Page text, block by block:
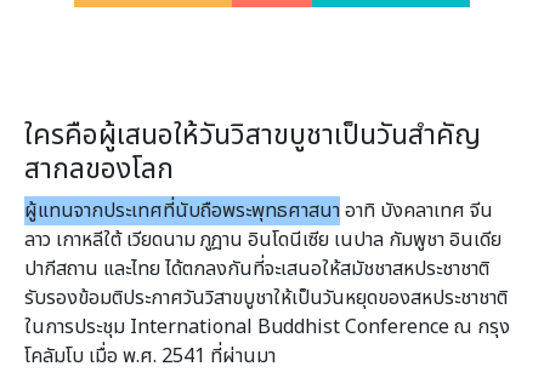
ใครคือผู้เสนอให้วันวิสาขบูชาเป็นวันสำคัญ
สากลของโลก
ผู้แทนจากประเทศที่นับถือพระพุทธศาสนาอาทิ บังคลาเทศ จีน
ลาว เกาหลีใต้ เวียดนาม ภูฎาน อินโดนีเซีย เนปาล กัมพูชา อินเดีย
ปากีสถาน และไทย ได้ตกลงกันที่จะเสนอให้สมัชชาสหประชาชาติ
รับรองข้อมติประกาศวันวิสาขบูชาให้เป็นวันหยุดของสหประชาชาติ
ในการประชุม International Buddhist Conference ณ กรุง
โคลัมโบ เมื่อ พ.ศ. 2541 ที่ผ่านมา